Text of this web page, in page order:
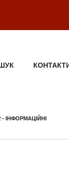
ІНФОРМАЦІЙНІ